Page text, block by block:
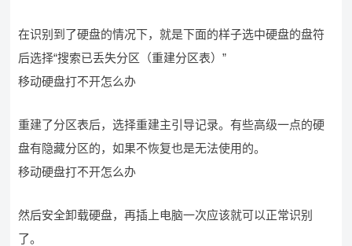
在识别到了硬盘的情况下，就是下面的样子选中硬盘的盘符
后选择“搜索已丢失分区（重建分区表）”
移动硬盘打不开怎么办
重建了分区表后，选择重建主引导记录。有些高级一点的硬
盘有隐藏分区的，如果不恢复也是无法使用的。
移动硬盘打不开怎么办
然后安全卸载硬盘，再插上电脑一次应该就可以正常识别
了。